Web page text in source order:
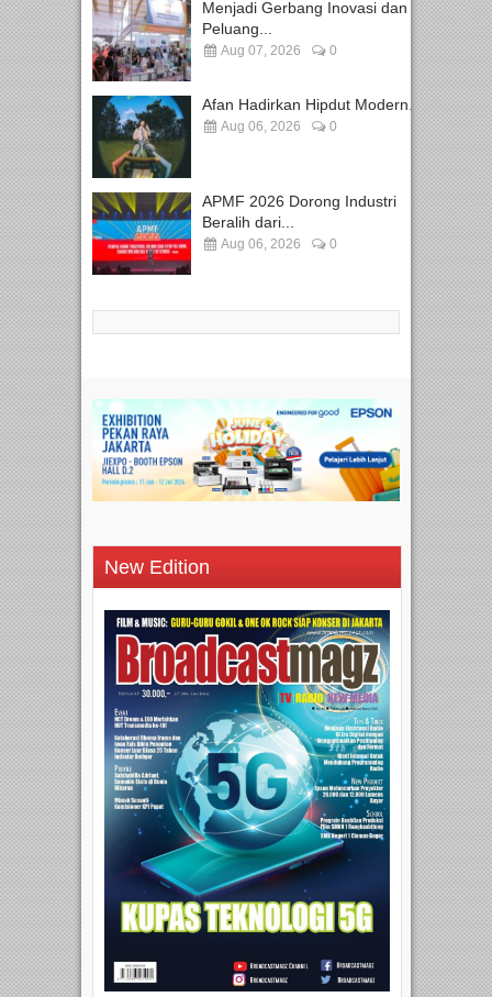
Menjadi Gerbang Inovasi dan
Peluang...
Aug 07, 2026 0
Afan Hadirkan Hipdut Modern...
Aug 06, 2026 0
APMF 2026 Dorong Industri
Beralih dari...
Aug 06, 2026 0
New Edition